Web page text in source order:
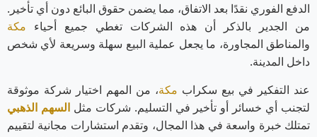
الدفع الفوري نقدًا بعد الاتفاق، مما يضمن حقوق البائع دون أي تأخير.
من الجدير بالذكر أن هذه الشركات تغطي جميع أحياء مكة
والمناطق المجاورة، ما يجعل عملية البيع سهلة وسريعة لأي شخص
داخل المدينة.
عند التفكير في بيع سكراب مكة، من المهم اختيار شركة موثوقة
لتجنب أي خسائر أو تأخير في التسليم. شركات مثلالسهم الذهبي
تمتلك خبرة واسعة في هذا المجال، وتقدم استشارات مجانية لتقييم